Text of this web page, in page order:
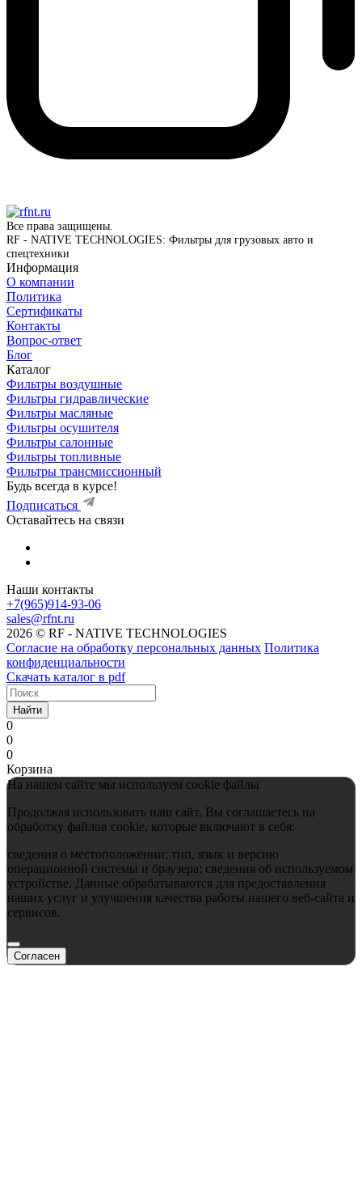
Все права защищены.
RF - NATIVE TECHNOLOGIES: Фильтры для грузовых авто и
спецтехники
Информация
О компании
Политика
Сертификаты
Контакты
Вопрос-ответ
Блог
Каталог
Фильтры воздушные
Фильтры гидравлические
Фильтры масляные
Фильтры осушителя
Фильтры салонные
Фильтры топливные
Фильтры трансмиссионный
Будь всегда в курсе!
Подписаться
Оставайтесь на связи
Наши контакты
+7(965)914-93-06
sales@rfnt.ru
2026 © RF - NATIVE TECHNOLOGIES
Согласие на обработку персональных данных Политика
конфиденциальности
Скачать каталог в pdf
Найти
0
0
0
Корзина
На нашем сайте мы используем cookie файлы
Продолжая использовать наш сайт, Вы соглашаетесь на
обработку файлов cookie, которые включают в себя:
сведения о местоположении; тип, язык и версию
операционной системы и браузера; сведения об используемом
устройстве. Данные обрабатываются для предоставления
наших услуг и улучшения качества работы нашего веб-сайта и
сервисов.
Согласен